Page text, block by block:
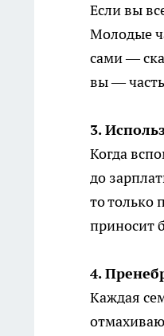
Если вы
Молодые
сами —
вы —
3.
Когда
до
то только
приносит
4.
Каждая